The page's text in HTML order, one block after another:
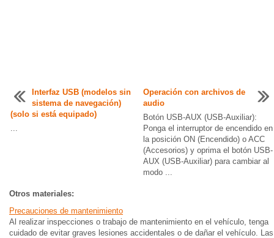
Interfaz USB (modelos sin
sistema de navegación)
(solo si está equipado)
...
Operación con archivos de
audio
Botón USB-AUX (USB-Auxiliar):
Ponga el interruptor de encendido en
la posición ON (Encendido) o ACC
(Accesorios) y oprima el botón USB-
AUX (USB-Auxiliar) para cambiar al
modo ...
Otros materiales:
Precauciones de mantenimiento
Al realizar inspecciones o trabajo de mantenimiento en el vehículo, tenga
cuidado de evitar graves lesiones accidentales o de dañar el vehículo. Las